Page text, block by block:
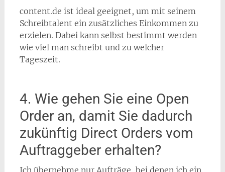
content.de ist ideal geeignet, um mit seinem
Schreibtalent ein zusätzliches Einkommen zu
erzielen. Dabei kann selbst bestimmt werden
wie viel man schreibt und zu welcher
Tageszeit.
4. Wie gehen Sie eine Open
Order an, damit Sie dadurch
zukünftig Direct Orders vom
Auftraggeber erhalten?
Ich übernehme nur Aufträge, bei denen ich ein